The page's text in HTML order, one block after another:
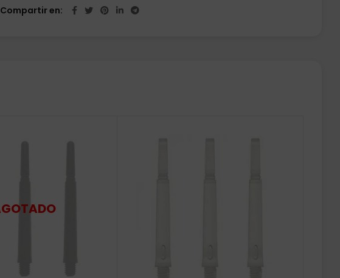
Compartir en